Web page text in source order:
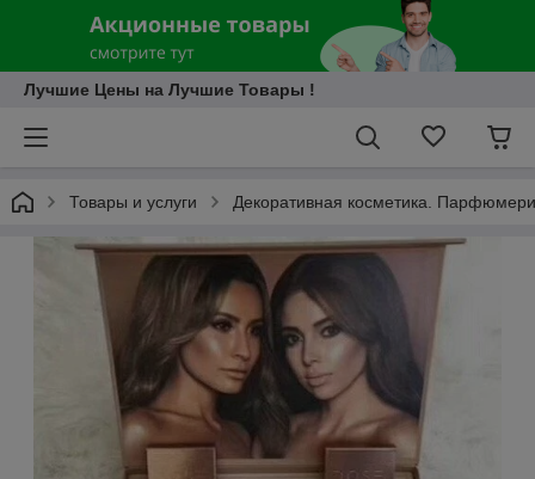
Лучшие Цены на Лучшие Товары !
Товары и услуги Декоративная косметика.